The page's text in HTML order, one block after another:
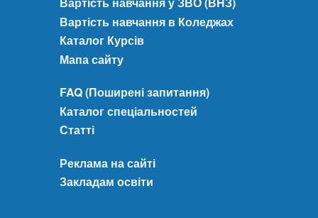
Вартість навчання в Коледжах
Каталог Курсів
Мапа сайту
FAQ (Поширені запитання)
Каталог спеціальностей
Статті
Реклама на сайті
Закладам освіти